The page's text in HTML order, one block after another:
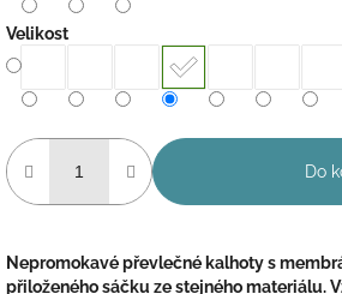
Velikost
Do
Nepromokavé převlečné kalhoty s
přiloženého sáčku ze stejného materiálu.